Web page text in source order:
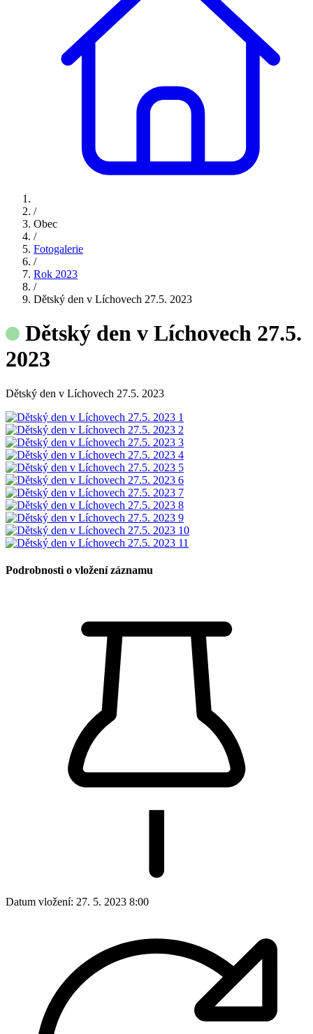
/
Obec
/
Fotogalerie
/
Rok 2023
/
Dětský den v Líchovech 27.5. 2023
Dětský den v Líchovech 27.5.
2023
Dětský den v Líchovech 27.5. 2023
Podrobnosti o vložení záznamu
Datum vložení: 27. 5. 2023 8:00